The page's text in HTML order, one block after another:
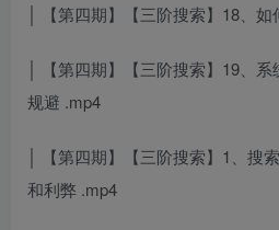
│ 【第四期】【三阶搜索】18、
│ 【第四期】【三阶搜索】19、
规避 .mp4
│ 【第四期】【三阶搜索】1、搜
和利弊 .mp4